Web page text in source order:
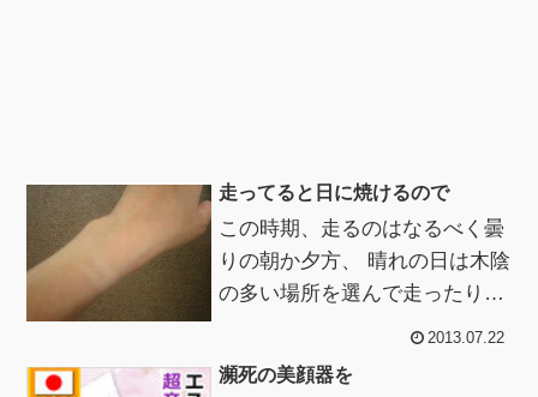
走ってると日に焼けるので
この時期、走るのはなるべく曇
りの朝か夕方、 晴れの日は木陰
の多い場所を選んで走ったりと
日焼けしないように気をつけて
る。もちろん日焼け止めをたっ
ぷり塗って...
2013.07.22
瀕死の美顔器を